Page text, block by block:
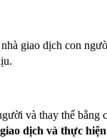
giao dịch con
và thay thế bằng
dịch và thực